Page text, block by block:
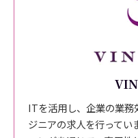
ITを活用し、企業の業務
ジニアの求人を行ってい